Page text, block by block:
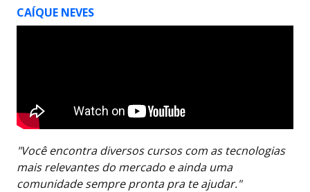
CAÍQUE NEVES
"Você encontra diversos cursos com as tecnologias
mais relevantes do mercado e ainda uma
comunidade sempre pronta pra te ajudar."